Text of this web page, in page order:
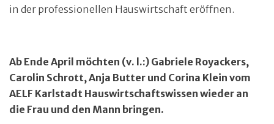
in der professionellen Hauswirtschaft eröffnen.
Ab Ende April möchten (v. l.:) Gabriele Royackers,
Carolin Schrott, Anja Butter und Corina Klein vom
AELF Karlstadt Hauswirtschaftswissen wieder an
die Frau und den Mann bringen.